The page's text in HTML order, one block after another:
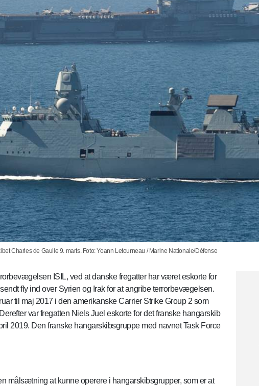
Charles de Gaulle 9. marts. Foto: Yoann Letourneau / Marine Nationale/Défense
ISIL, ved at danske fregatter har været eskorte for
fly ind over Syrien og Irak for at angribe terrorbevægelsen.
til maj 2017 i den amerikanske Carrier Strike Group 2 som
var fregatten Niels Juel eskorte for det franske hangarskib
2019. Den franske hangarskibsgruppe med navnet Task Force
målsætning at kunne operere i hangarskibsgrupper, som er at